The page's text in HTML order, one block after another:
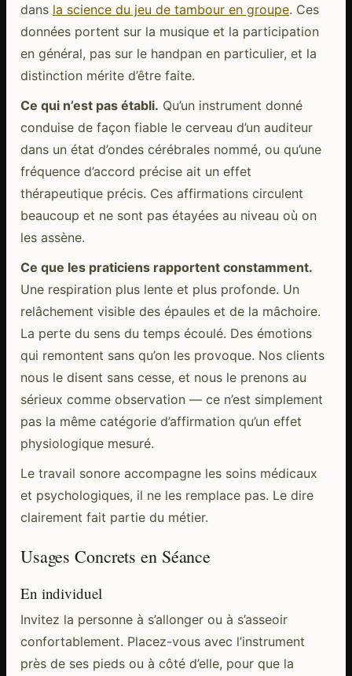
dans la science du jeu de tambour en groupe. Ces
données portent sur la musique et la participation
en général, pas sur le handpan en particulier, et la
distinction mérite d’être faite.
Ce qui n’est pas établi. Qu’un instrument donné
conduise de façon fiable le cerveau d’un auditeur
dans un état d’ondes cérébrales nommé, ou qu’une
fréquence d’accord précise ait un effet
thérapeutique précis. Ces affirmations circulent
beaucoup et ne sont pas étayées au niveau où on
les assène.
Ce que les praticiens rapportent constamment.
Une respiration plus lente et plus profonde. Un
relâchement visible des épaules et de la mâchoire.
La perte du sens du temps écoulé. Des émotions
qui remontent sans qu’on les provoque. Nos clients
nous le disent sans cesse, et nous le prenons au
sérieux comme observation — ce n’est simplement
pas la même catégorie d’affirmation qu’un effet
physiologique mesuré.
Le travail sonore accompagne les soins médicaux
et psychologiques, il ne les remplace pas. Le dire
clairement fait partie du métier.
Usages Concrets en Séance
En individuel
Invitez la personne à s’allonger ou à s’asseoir
confortablement. Placez-vous avec l’instrument
près de ses pieds ou à côté d’elle, pour que la